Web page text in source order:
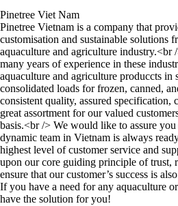
Pinetree Viet Nam
Pinetree Vietnam is a company that
customisation and sustainable solutions
aquaculture and agriculture industry.<br
many years of experience in these
aquaculture and agriculture produccts in
consolidated loads for frozen, canned,
consistent quality, assured specification,
great assortment for our valued
basis.<br /> We would like to assure
dynamic team in Vietnam is always
highest level of customer service and
upon our core guiding principle of trust,
ensure that our customer’s success is
If you have a need for any aquaculture
have the solution for you!